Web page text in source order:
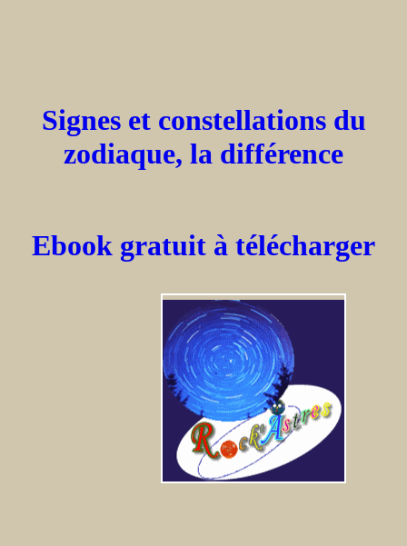
Signes et constellations du
zodiaque, la différence
Ebook gratuit à télécharger